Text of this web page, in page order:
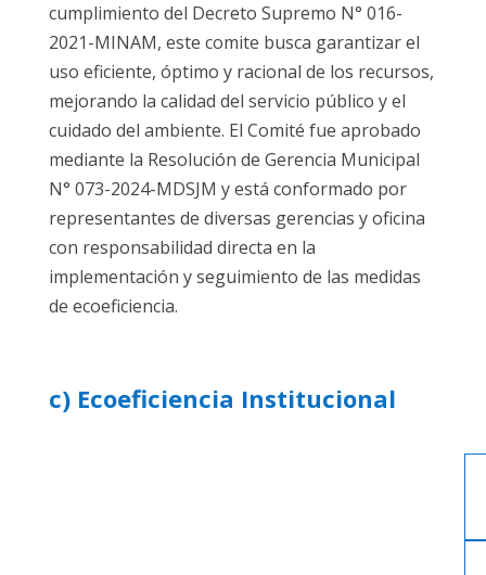
cumplimiento del Decreto Supremo N° 016-
2021-MINAM, este comite busca garantizar el
uso eficiente, óptimo y racional de los recursos,
mejorando la calidad del servicio público y el
cuidado del ambiente. El Comité fue aprobado
mediante la Resolución de Gerencia Municipal
N° 073-2024-MDSJM y está conformado por
representantes de diversas gerencias y oficina
con responsabilidad directa en la
implementación y seguimiento de las medidas
de ecoeficiencia.
c) Ecoeficiencia Institucional